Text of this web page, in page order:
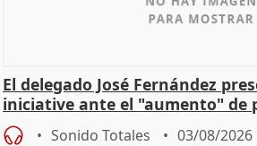
El delegado José Fernández
iniciative ante el "aumento" de
hogar en Madri
Sonido Totales 03/08/2026